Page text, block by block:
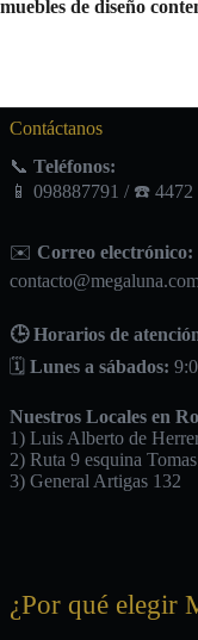
muebles de diseño
Contáctanos
📞 Teléfonos:
📱 098887791 / ☎️
✉️ Correo electrónico:
🕒 Horarios de
🗓️ Lunes a sábados:
Nuestros Locales en
1) Luis Alberto de
2) Ruta 9 esquina
3) General Artigas 132
¿Por qué elegir